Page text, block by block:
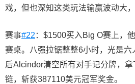
戏，但也深知这类玩法输赢波动大
赛事#22：$1500买入Big O赛上，
赛桌。八强拉锯整整6小时，光是
后Alcindor清空所有对手记分牌，
链，斩获387110美元冠军奖金。